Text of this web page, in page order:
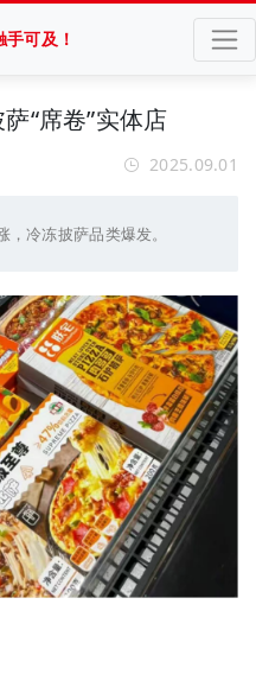
可及！
“席卷”实体店
2025.09.01
冷冻披萨品类爆发。